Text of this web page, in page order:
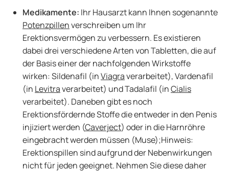
Medikamente: Ihr Hausarzt kann Ihnen sogenannte
Potenzpillenverschreiben um Ihr
Erektionsvermögen zu verbessern. Es existieren
dabei drei verschiedene Arten von Tabletten, die auf
der Basis einer der nachfolgenden Wirkstoffe
wirken: Sildenafil (inViagraverarbeitet), Vardenafil
(in Levitraverarbeitet) und Tadalafil (inCialis
verarbeitet). Daneben gibt es noch
Erektionsfördernde Stoffe die entweder in den Penis
injiziert werden (Caverject) oder in die Harnröhre
eingebracht werden müssen (Muse);Hinweis:
Erektionspillen sind aufgrund der Nebenwirkungen
nicht für jeden geeignet. Nehmen Sie diese daher